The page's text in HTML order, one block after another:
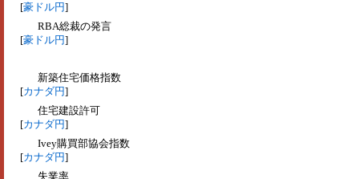
[豪ドル円]
RBA総裁の発言
[豪ドル円]
新築住宅価格指数
[カナダ円]
住宅建設許可
[カナダ円]
Ivey購買部協会指数
[カナダ円]
失業率